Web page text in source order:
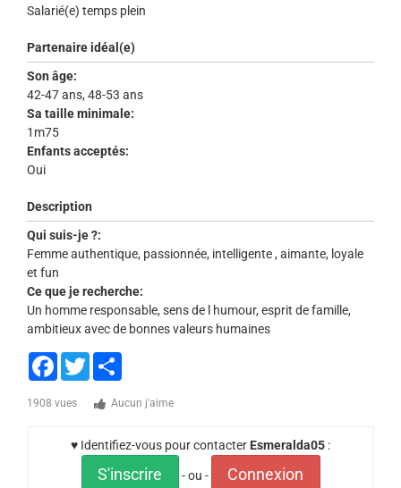
Salarié(e) temps plein
Partenaire idéal(e)
Son âge:
42-47 ans, 48-53 ans
Sa taille minimale:
1m75
Enfants acceptés:
Oui
Description
Qui suis-je ?:
Femme authentique, passionnée, intelligente , aimante, loyale
et fun
Ce que je recherche:
Un homme responsable, sens de l humour, esprit de famille,
ambitieux avec de bonnes valeurs humaines
Facebook
Twitter
1908 vues Aucun j'aime
♥ Identifiez-vous pour contacter Esmeralda05 :
S'inscrire - ou - Connexion